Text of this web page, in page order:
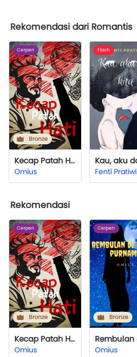
Rekomendasi dari Romantis
Cerpen
Bronze
Kecap Patah Hati
Omius
Flash
Fenti Pratiwi
Rekomendasi
Cerpen
Bronze
Kecap Patah Hati
Omius
Cerpen
Bronze
Omius